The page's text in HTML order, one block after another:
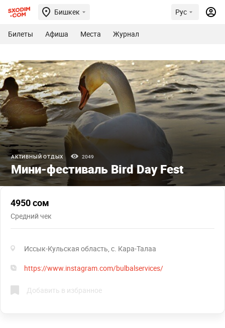
Бишкек Рус
Билеты Афиша Места Журнал
АКТИВНЫЙ ОТДЫХ 2049
Мини-фестиваль Bird Day Fest
4950 сом
Средний чек
Иссык-Кульская область, с. Кара-Талаа
https://www.instagram.com/bulbalservices/
Добавить в избранное